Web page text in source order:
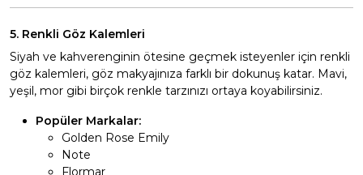
5. Renkli Göz Kalemleri
Siyah ve kahverenginin ötesine geçmek isteyenler için renkli
göz kalemleri, göz makyajınıza farklı bir dokunuş katar. Mavi,
yeşil, mor gibi birçok renkle tarzınızı ortaya koyabilirsiniz.
Popüler Markalar:
Golden Rose Emily
Note
Flormar